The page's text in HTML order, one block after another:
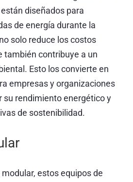
diseñados para
de energía durante la
solo reduce los costos
también contribuye a un
Esto los convierte en
empresas y organizaciones
su rendimiento energético y
de sostenibilidad.
estos equipos de